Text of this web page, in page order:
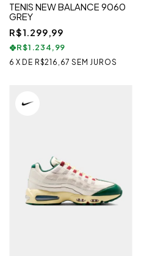
TENIS NEW BALANCE 9060
GREY
R$1.299,99
R$1.234,99
6 X DE R$216,67 SEM JUROS